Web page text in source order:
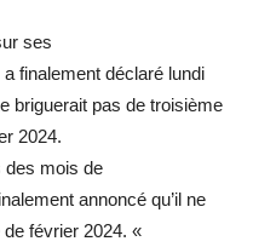
ses
finalement déclaré lundi
briguerait pas de troisième
2024.
des mois de
annoncé qu’il ne
février 2024. «